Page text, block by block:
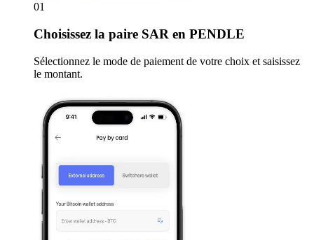
01
Choisissez la paire SAR en PENDLE
Sélectionnez le mode de paiement de votre choix et saisissez
le montant.